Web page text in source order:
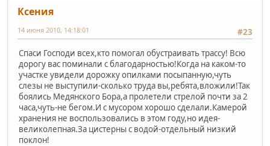
Ксения
#23
14 июня 2010, 14:18:01
Спаси Господи всех,кто помогал обустраивать трассу! Всю
дорогу вас поминали с благодарностью!Когда на каком-то
участке увидели дорожку опилками посыпанную,чуть
слезы не выступили-сколько труда вы,ребята,вложили!Так
боялись Медянского Бора,а пролетели стрелой почти за 2
часа,чуть-не бегом.И с мусором хорошо сделали.Камерой
хранения не воспользовались в этом году,но идея-
великолепная.За цистерны с водой-отдельный низкий
поклон!